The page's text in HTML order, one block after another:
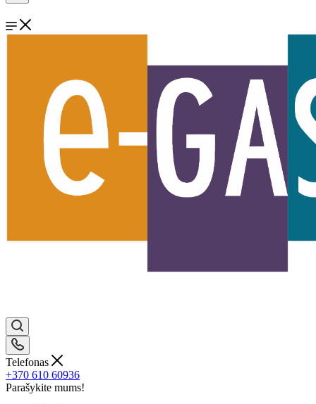
Telefonas
+370 610 60936
Parašykite mums!